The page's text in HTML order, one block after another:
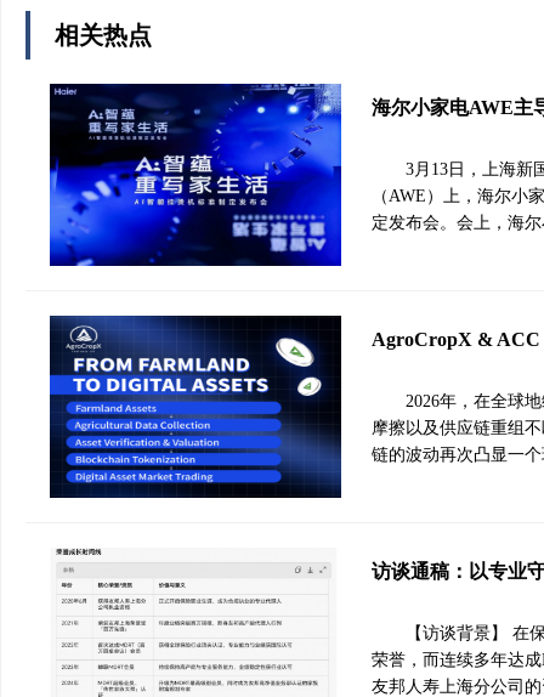
相关热点
海尔小家电AWE主
3月13日，上海新
（AWE）上，海尔小
定发布会。会上，海
AgroCropX & ACC
2026年，在全球
摩擦以及供应链重组
链的波动再次凸显一
访谈通稿：以专业
【访谈背景】 在
荣誉，而连续多年达
友邦人寿上海分公司